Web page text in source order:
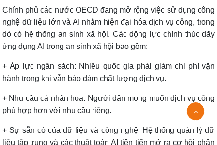
Chính phủ các nước OECD đang mở rộng việc sử dụng công
nghệ dữ liệu lớn và AI nhằm hiện đại hóa dịch vụ công, trong
đó có hệ thống an sinh xã hội. Các động lực chính thúc đẩy
ứng dụng AI trong an sinh xã hội bao gồm:
+ Áp lực ngân sách: Nhiều quốc gia phải giảm chi phí vận
hành trong khi vẫn bảo đảm chất lượng dịch vụ.
+ Nhu cầu cá nhân hóa: Người dân mong muốn dịch vụ công
phù hợp hơn với nhu cầu riêng.
+ Sự sẵn có của dữ liệu và công nghệ: Hệ thống quản lý dữ
liệu tập trung và các thuật toán AI tiên tiến mở ra cơ hội phân